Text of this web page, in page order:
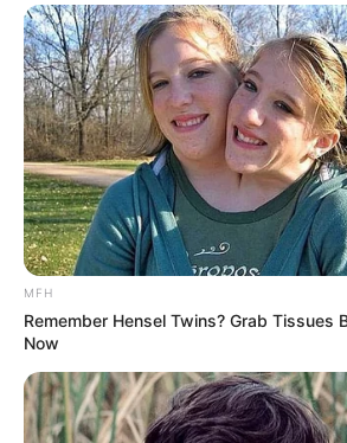
MFH
Remember Hensel Twins? Grab Tissues
Now